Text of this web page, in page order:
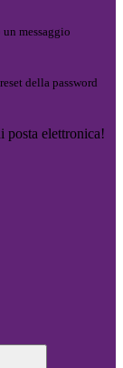
messaggio
della password
posta elettronica!